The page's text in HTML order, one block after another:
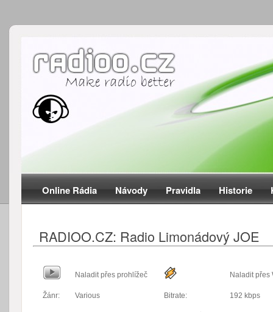
Online Rádia Návody Pravidla Historie
RADIOO.CZ: Radio Limonádový JOE
Naladit přes prohlížeč Naladit přes
Žánr: Various Bitrate: 192 kbps